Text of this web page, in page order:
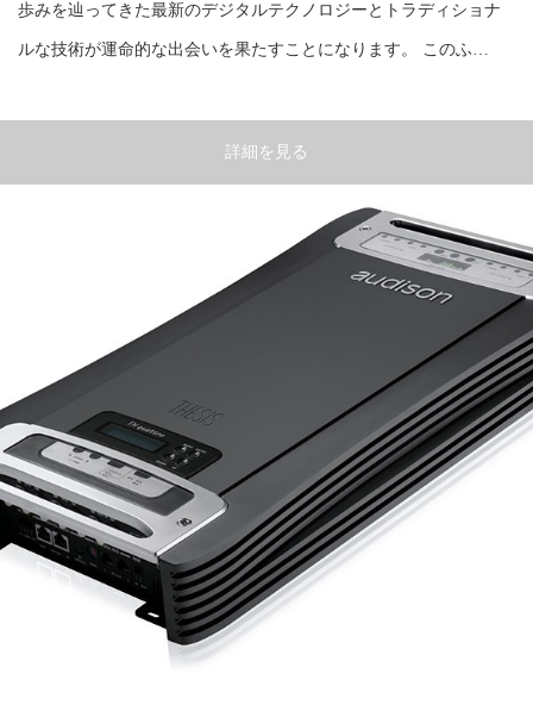
歩みを辿ってきた最新のデジタルテクノロジーとトラディショナ
ルな技術が運命的な出会いを果たすことになります。 このふ…
詳細を見る